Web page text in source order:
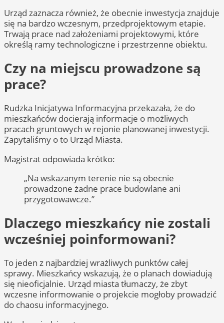
Urząd zaznacza również, że obecnie inwestycja znajduje
się na bardzo wczesnym, przedprojektowym etapie.
Trwają prace nad założeniami projektowymi, które
określą ramy technologiczne i przestrzenne obiektu.
Czy na miejscu prowadzone są
prace?
Rudzka Inicjatywa Informacyjna przekazała, że do
mieszkańców docierają informacje o możliwych
pracach gruntowych w rejonie planowanej inwestycji.
Zapytaliśmy o to Urząd Miasta.
Magistrat odpowiada krótko:
„Na wskazanym terenie nie są obecnie
prowadzone żadne prace budowlane ani
przygotowawcze.”
Dlaczego mieszkańcy nie zostali
wcześniej poinformowani?
To jeden z najbardziej wrażliwych punktów całej
sprawy. Mieszkańcy wskazują, że o planach dowiadują
się nieoficjalnie. Urząd miasta tłumaczy, że zbyt
wczesne informowanie o projekcie mogłoby prowadzić
do chaosu informacyjnego.